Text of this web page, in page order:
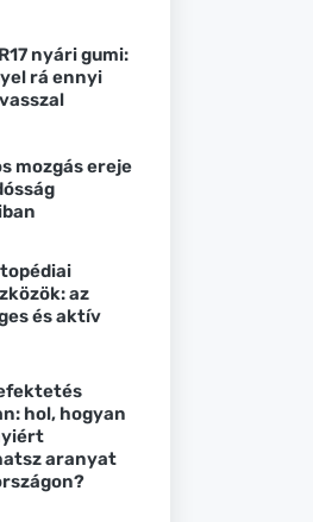
nyári gumi:
rá ennyi
mozgás ereje
az
és aktív
hol, hogyan
aranyat